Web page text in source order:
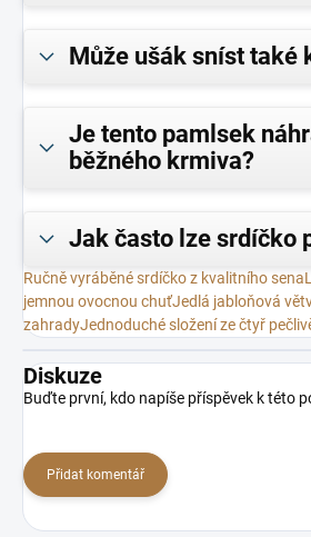
Může ušák sníst také
Je tento pamlsek
běžného krmiva?
Jak často lze srdíčko
Ručně vyráběné srdíčko z kvalitního sena
jemnou ovocnou chuťJedlá jabloňová
zahradyJednoduché složení ze čtyř
Diskuze
Buďte první, kdo napíše příspěvek k této
Přidat komentář